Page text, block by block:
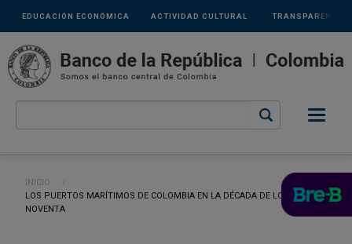
Pasar al contenido principal
Links
secundarios
ACTIVIDAD CULTURAL
EDUCACIÓN ECONÓMICA TRANSPARENCIA
Ruta de navegación
INICIO
CURRENT:
LOS PUERTOS MARÍTIMOS DE COLOMBIA EN LA DÉCADA DE LOS
NOVENTA